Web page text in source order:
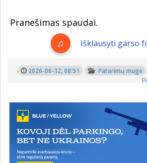
Pranešimas spaudai.
Išklausyti garso
2026-06-12, 08:51 Patarimų mugė